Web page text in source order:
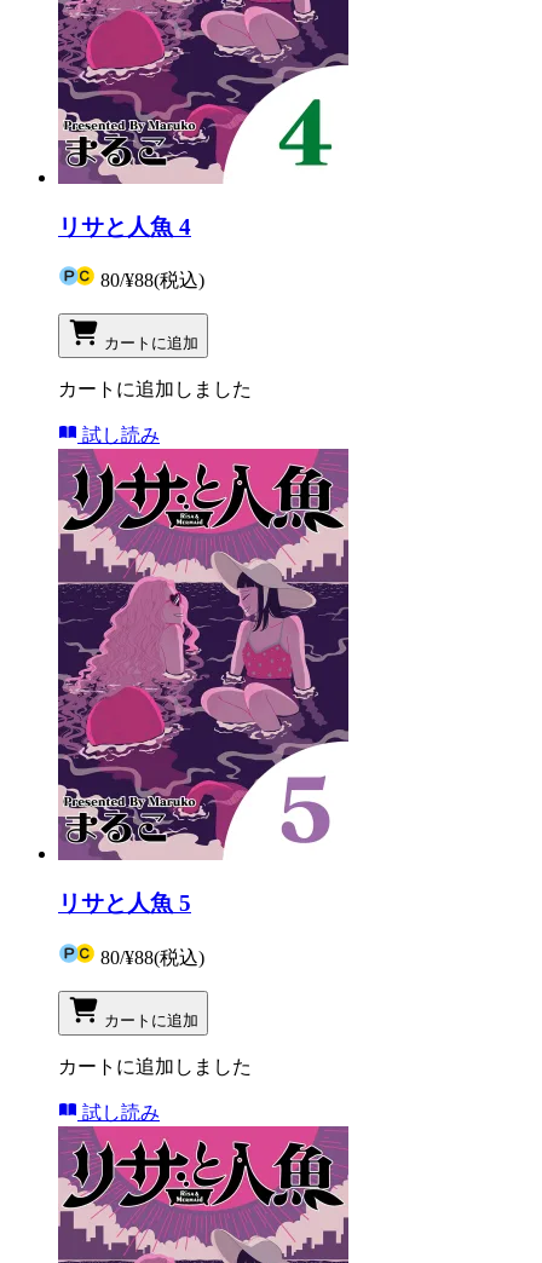
リサと人魚 4
80/¥88(税込)
カートに追加
カートに追加しました
試し読み
リサと人魚 5
80/¥88(税込)
カートに追加
カートに追加しました
試し読み